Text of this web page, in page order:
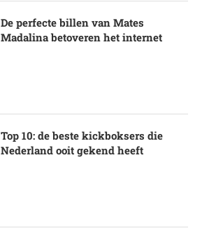
De perfecte billen van Mates
Madalina betoveren het internet
Top 10: de beste kickboksers die
Nederland ooit gekend heeft